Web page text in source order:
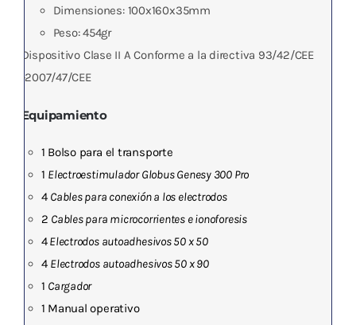
Dimensiones: 100x160x35mm
Peso: 454gr
Dispositivo Clase II A Conforme a la directiva 93/42/CEE
-2007/47/CEE
Equipamiento
1 Bolso para el transporte
1 Electroestimulador Globus Genesy 300 Pro
4 Cables para conexión a los electrodos
2 Cables para microcorrientes e ionoforesis
4 Electrodos autoadhesivos 50 x 50
4 Electrodos autoadhesivos 50 x 90
1 Cargador
1 Manual operativo